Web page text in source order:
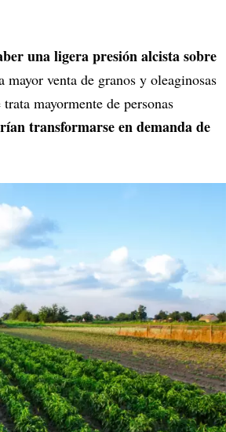
una ligera presión alcista sobre
venta de granos y oleaginosas
mayormente de personas
transformarse en demanda de